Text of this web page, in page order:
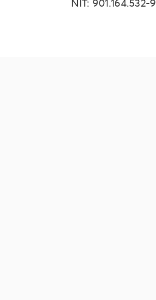
NIT: 901.164.532-9